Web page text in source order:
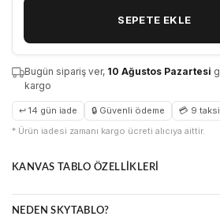
SEPETE EKLE
Bugün sipariş ver, 10 Ağustos Pazartesi
kargo
↩ 14 gün iade 🔒 Güvenli ödeme 💳 9
* Ürün iadesi zamanı kargo ücreti alıcıya aittir.
KANVAS TABLO ÖZELLIKLERI
NEDEN SKYTABLO?